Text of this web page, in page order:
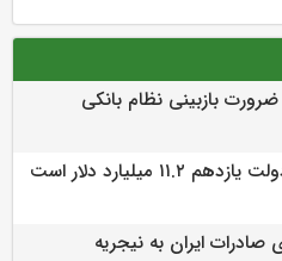
بازبینی نظام بانکی
میلیارد دلار است